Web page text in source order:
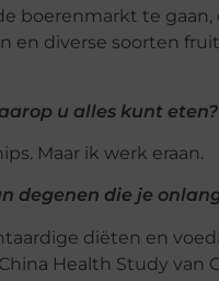
boerenmarkt te
en diverse soorten
u alles kunt eten?
Maar ik werk eraan.
degenen die je
diëten en
Health Study